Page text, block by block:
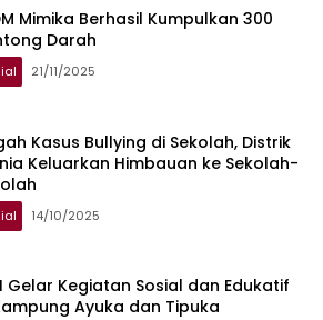
Mimika Berhasil Kumpulkan 300
Darah
21/11/2025
Kasus Bullying di Sekolah, Distrik
Keluarkan Himbauan ke Sekolah-
14/10/2025
Gelar Kegiatan Sosial dan Edukatif
Ayuka dan Tipuka